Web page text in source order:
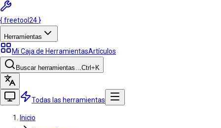
{freetool 24 }
Herramientas
Mi Caja de HerramientasArtículos
Buscar herramientas…Ctrl +K
Todas las herramientas
Inicio